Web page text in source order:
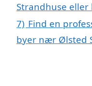
Strandhuse
7) Find en
byer nær Ølsted